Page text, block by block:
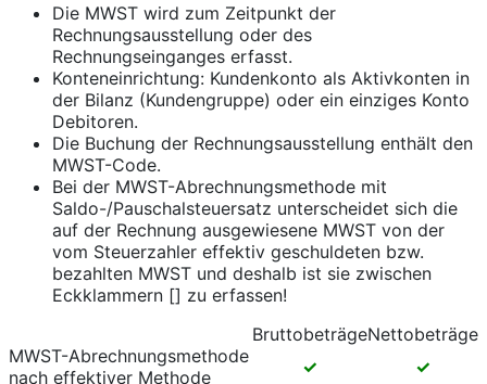
Die MWST wird zum Zeitpunkt der
Rechnungsausstellung oder des
Rechnungseinganges erfasst.
Konteneinrichtung: Kundenkonto als Aktivkonten in
der Bilanz (Kundengruppe) oder ein einziges Konto
Debitoren.
Die Buchung der Rechnungsausstellung enthält den
MWST-Code.
Bei der MWST-Abrechnungsmethode mit
Saldo-/Pauschalsteuersatz unterscheidet sich die
auf der Rechnung ausgewiesene MWST von der
vom Steuerzahler effektiv geschuldeten bzw.
bezahlten MWST und deshalb ist sie zwischen
Eckklammern [] zu erfassen!
BruttobeträgeNettobeträge
MWST-Abrechnungsmethode
nach effektiver Methode
✓ ✓